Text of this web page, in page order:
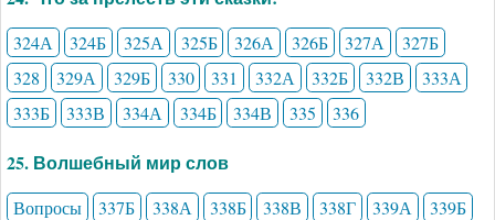
324А 324Б 325А 325Б 326А 326Б 327А
327Б
328
329А 329Б 330 331 332А 332Б 332В
333А
333Б
333В 334А 334Б 334В 335 336
25. Волшебный мир слов
Вопросы 337Б 338А 338Б 338В 338Г 339А
339Б